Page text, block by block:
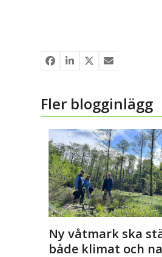
Fler blogginlägg
Ny våtmark ska
både klimat och